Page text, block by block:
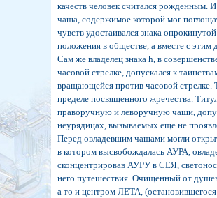
качеств человек считался
чаша, содержимое которой мог
чувств удостаивался знака
положения в обществе, а вместе с этим
Сам же владелец знака h, в
часовой стрелке, допускался к
вращающейся против часовой стрелке.
пределе посвященного жречества.
праворучную и леворучную чаши,
неурядицах, вызываемых еще не
Перед овладевшим чашами могли
в котором высвобождалась АУРА,
сконцентрировав АУРУ в СЕЯ,
него путешествия. Очищенный от
а то и центром ЛЕТА, (остановившегося